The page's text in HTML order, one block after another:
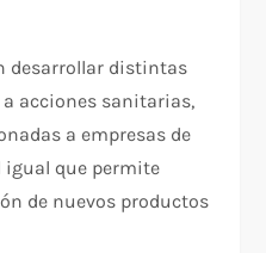
desarrollar distintas
acciones sanitarias,
a empresas de
igual que permite
de nuevos productos